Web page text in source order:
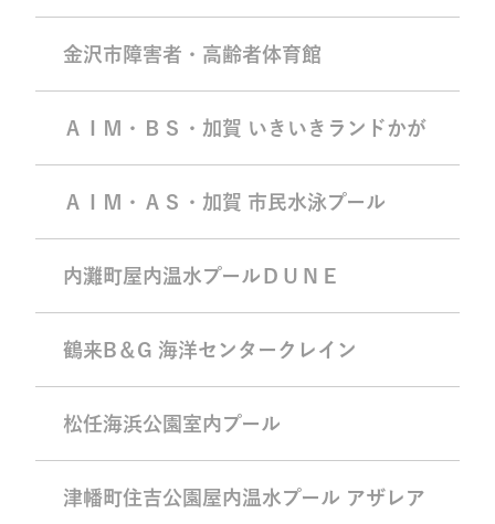
金沢市障害者・高齢者体育館
ＡＩＭ・ＢＳ・加賀 いきいきランドかが
ＡＩＭ・ＡＳ・加賀 市民水泳プール
内灘町屋内温水プールＤＵＮＥ
鶴来B＆G 海洋センタークレイン
松任海浜公園室内プール
津幡町住吉公園屋内温水プール アザレア